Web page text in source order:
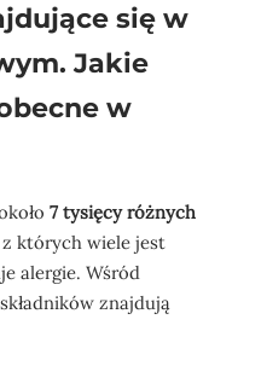
się w
Jakie
w
7 tysięcy różnych
z których wiele jest
alergie. Wśród
znajdują